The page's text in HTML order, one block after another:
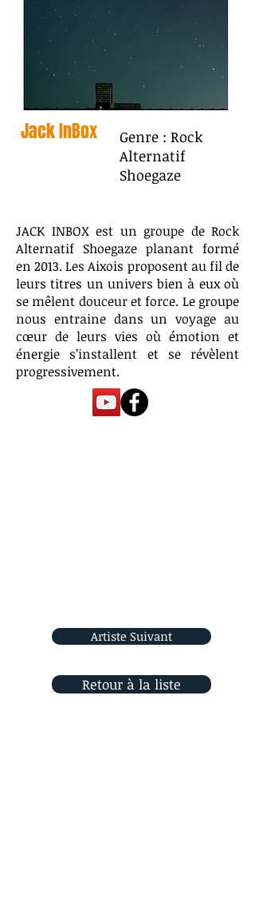
Jack InBox
Genre : Rock
Alternatif
Shoegaze
JACK INBOX est un groupe de Rock
Alternatif Shoegaze planant formé
en 2013. Les Aixois proposent au fil de
leurs titres un univers bien à eux où
se mêlent douceur et force. Le groupe
nous entraine dans un voyage au
cœur de leurs vies où émotion et
énergie s’installent et se révèlent
progressivement.
Artiste Suivant
Retour à la liste